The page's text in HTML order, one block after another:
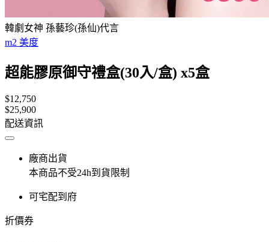
韓劇女神 孫藝珍(孫仙)代言
m2 美度
超能膠原御守禮盒(30入/盒) x5盒
$12,750
$25,900
配送資訊
廠商出貨
本商品不受24h到貨限制
可宅配到府
折價券